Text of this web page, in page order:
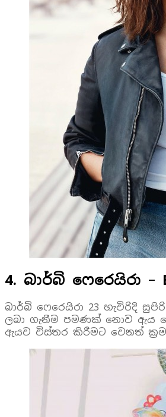
4. බාර්බි ෆෙරෙයිරා –
බාර්බි ෆෙරෙයිරා 23 හැවිරිදි
ලබා ගැනීම පමණක් නොව ඇය
ඇයව විස්තර කිරීමට වෙනත්